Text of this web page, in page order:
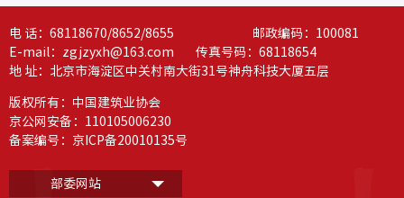
电 话：68118670/8652/8655 邮政编码：100081
E-mail：zgjzyxh@163.com 传真号码：68118654
地 址：北京市海淀区中关村南大街31号神舟科技大厦五层
版权所有：中国建筑业协会
京公网安备：110105006230
备案编号： 京ICP备20010135号
部委网站